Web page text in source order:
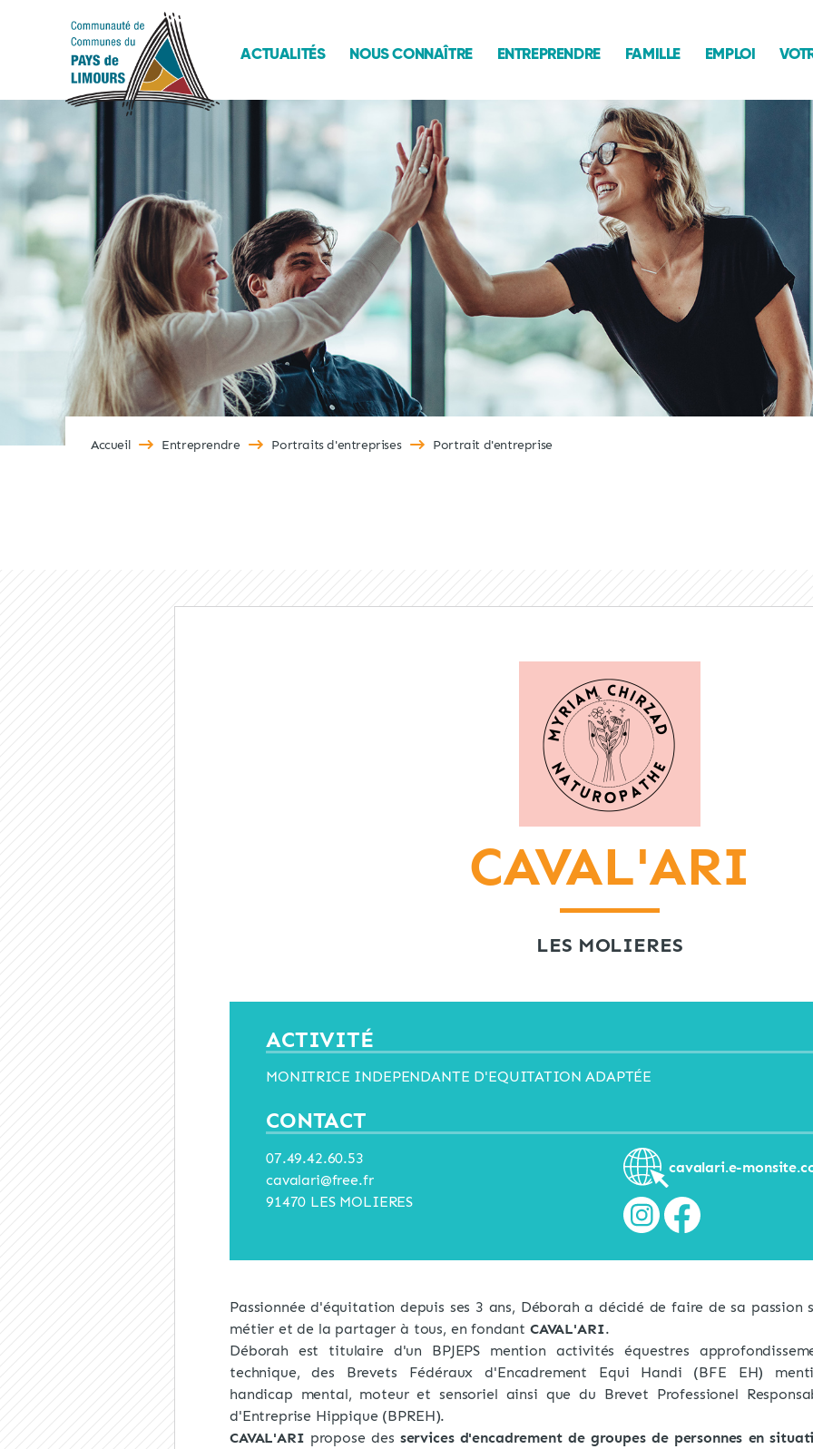
ACTUALITÉS NOUS CONNAÎTRE ENTREPRENDRE FAMILLE EMPLOI
Accueil Entreprendre Portraits d'entreprises Portrait d'entreprise
CAVAL'ARI
LES MOLIERES
ACTIVITÉ
MONITRICE INDEPENDANTE D'EQUITATION ADAPTÉE
CONTACT
07.49.42.60.53
cavalari@free.fr
91470 LES MOLIERES
cavalari.e-
Passionnée d'équitation depuis ses 3 ans, Déborah a décidé de faire de sa passion
métier et de la partager à tous, en fondant CAVAL'ARI.
Déborah est titulaire d'un BPJEPS mention activités équestres
technique, des Brevets Fédéraux d'Encadrement Equi Handi (BFE EH)
handicap mental, moteur et sensoriel ainsi que du Brevet Professionel
d'Entreprise Hippique (BPREH).
CAVAL'ARI propose des services d'encadrement de groupes de personnes en